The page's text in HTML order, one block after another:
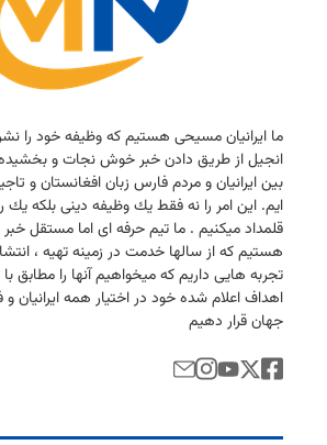
ما ایرانیان مسیحی هستیم كه وظیفه خود را
انجیل از طریق دادن خبر خوش نجات و
بین ایرانیان و مردم فارس زبان افغانستان و
ایم. این امر را نه فقط یك وظیفه دینی بلكه
قلمداد میكنیم . ما تیم حرفه ای اما مستقل
هستیم كه از سالها خدمت در زمینه تهیه ،
تجربه هایی داریم كه میخواهیم آنها را مطابق با
اهداف اعلام شده خود در اختیار همه ایرانیان و
جهان قرار دهیم